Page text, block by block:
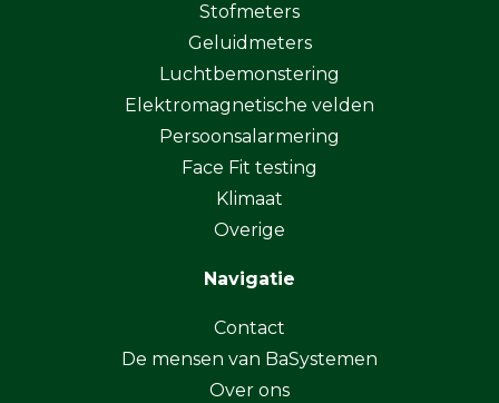
Stofmeters
Geluidmeters
Luchtbemonstering
Elektromagnetische velden
Persoonsalarmering
Face Fit testing
Klimaat
Overige
Navigatie
Contact
De mensen van BaSystemen
Over ons